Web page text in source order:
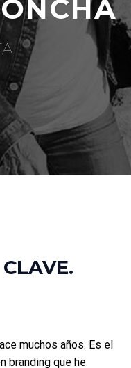
muchos años. Es el
branding que he